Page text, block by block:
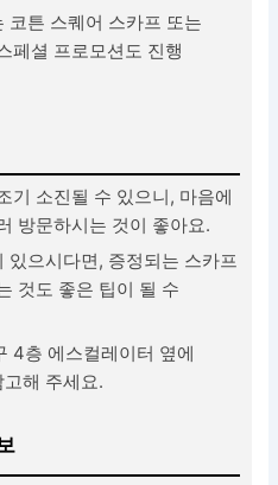
코튼 스퀘어 스카프 또는
페셜 프로모션도 진행
기 소진될 수 있으니, 마음에
방문하시는 것이 좋아요.
으시다면, 증정되는 스카프
것도 좋은 팁이 될 수
4층 에스컬레이터 옆에
해 주세요.